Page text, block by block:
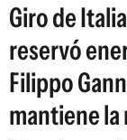
Giro de
reservó
Filippo
mantiene la